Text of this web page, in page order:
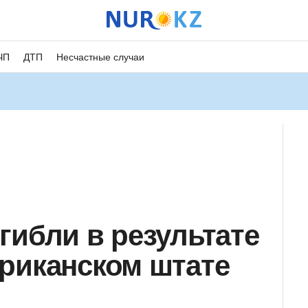
ДТП Несчастные случаи
в результате
штате